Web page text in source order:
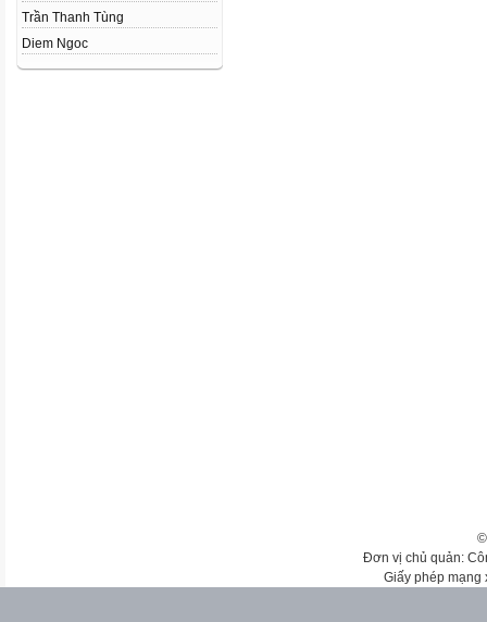
Trần Thanh Tùng
Diem Ngoc
Đơn vị chủ quản:
Giấy phép mạng